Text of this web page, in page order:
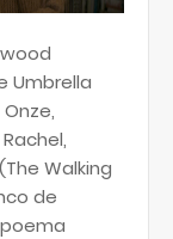
Umbrella
(The Walking
de